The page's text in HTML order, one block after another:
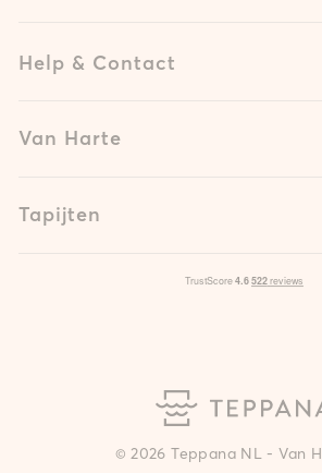
Help & Contact
Van Harte
Tapijten
© 2026 Teppana NL - Van